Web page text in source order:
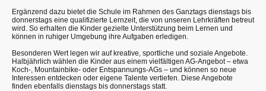
Ergänzend dazu bietet die Schule im Rahmen des Ganztags dienstags bis
donnerstags eine qualifizierte Lernzeit, die von unseren Lehrkräften betreut
wird. So erhalten die Kinder gezielte Unterstützung beim Lernen und
können in ruhiger Umgebung ihre Aufgaben erledigen.
Besonderen Wert legen wir auf kreative, sportliche und soziale Angebote.
Halbjährlich wählen die Kinder aus einem vielfältigen AG-Angebot – etwa
Koch-, Mountainbike- oder Entspannungs-AGs – und können so neue
Interessen entdecken oder eigene Talente vertiefen. Diese Angebote
finden ebenfalls dienstags bis donnerstags statt.